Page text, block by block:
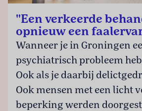
"Een verkeerde
opnieuw een
Wanneer je in Groningen
psychiatrisch probleem
Ook als je daarbij
Ook mensen met een licht
beperking werden